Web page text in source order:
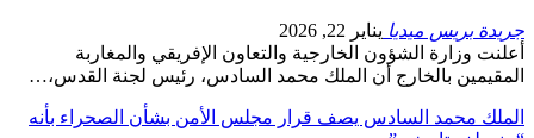
جريدة بريس ميديا يناير 22, 2026
أعلنت وزارة الشؤون الخارجية والتعاون الإفريقي والمغاربة
المقيمين بالخارج أن الملك محمد السادس، رئيس لجنة القدس،…
الملك محمد السادس يصف قرار مجلس الأمن بشأن الصحراء بأنه